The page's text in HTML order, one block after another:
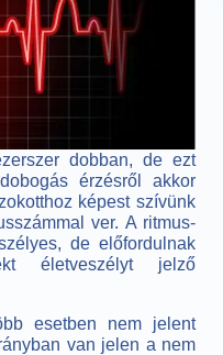
dobban, de ezt
érzésről akkor
képest szívünk
ver. A ritmus-
de előfordulnak
életveszélyt jelző
esetben nem jelent
van jelen a nem